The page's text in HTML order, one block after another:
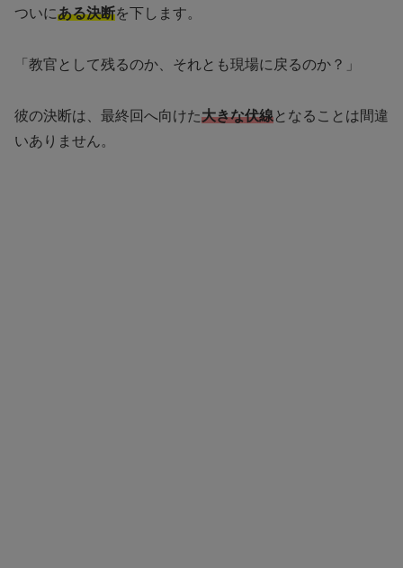
ついにある決断を下します。
「教官として残るのか、それとも現場に戻るのか？」
彼の決断は、最終回へ向けた大きな伏線となることは間違
いありません。